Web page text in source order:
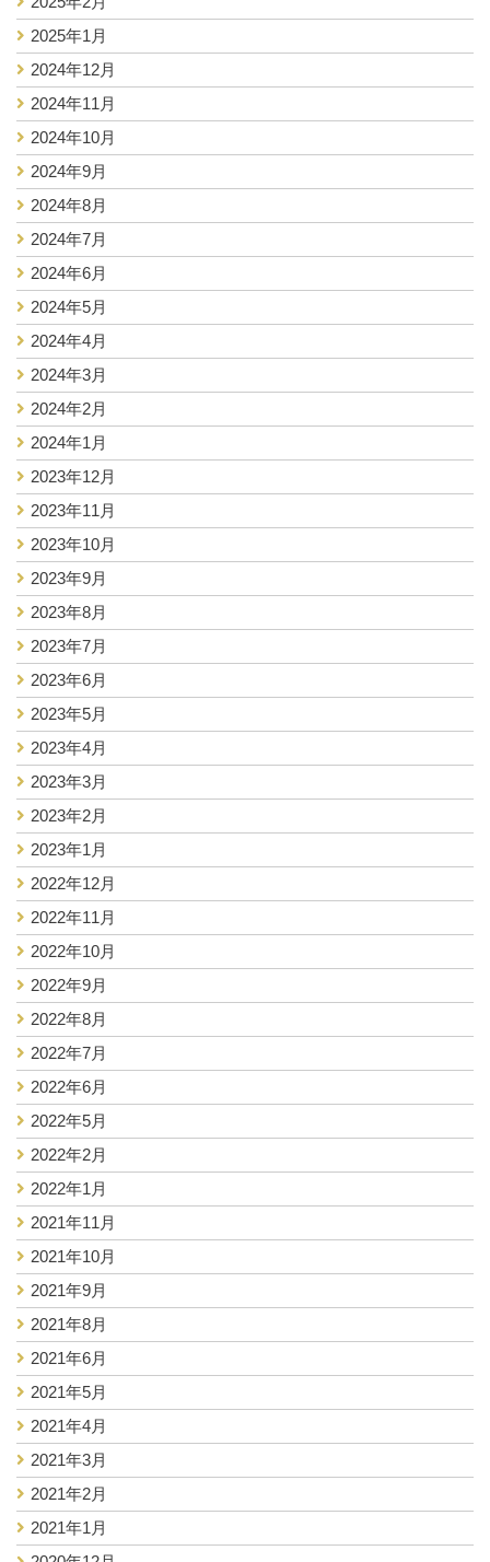
2025年1月
2024年12月
2024年11月
2024年10月
2024年9月
2024年8月
2024年7月
2024年6月
2024年5月
2024年4月
2024年3月
2024年2月
2024年1月
2023年12月
2023年11月
2023年10月
2023年9月
2023年8月
2023年7月
2023年6月
2023年5月
2023年4月
2023年3月
2023年2月
2023年1月
2022年12月
2022年11月
2022年10月
2022年9月
2022年8月
2022年7月
2022年6月
2022年5月
2022年2月
2022年1月
2021年11月
2021年10月
2021年9月
2021年8月
2021年6月
2021年5月
2021年4月
2021年3月
2021年2月
2021年1月